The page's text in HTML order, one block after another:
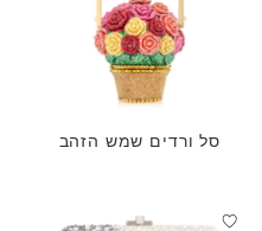
סל ורדים שמש הזהב